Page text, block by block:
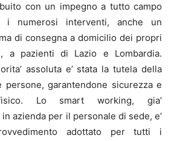
con un impegno a tutto campo
numerosi interventi, anche un
di consegna a domicilio dei propri
a pazienti di Lazio e Lombardia.
assoluta e’ stata la tutela della
garantendone sicurezza e
Lo smart working, gia’
azienda per il personale di sede, e’
adottato per tutti i